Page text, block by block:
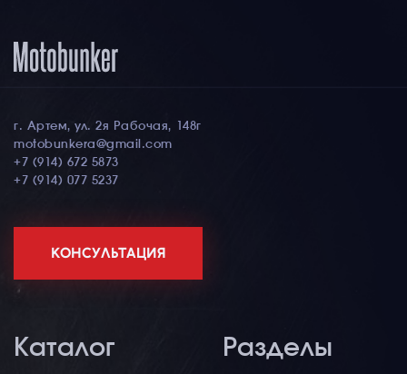
г. Артем, ул. 2я Рабочая, 148г
motobunkera@gmail.com
+7 (914) 672 5873
+7 (914) 077 5237
КОНСУЛЬТАЦИЯ
Каталог Разделы